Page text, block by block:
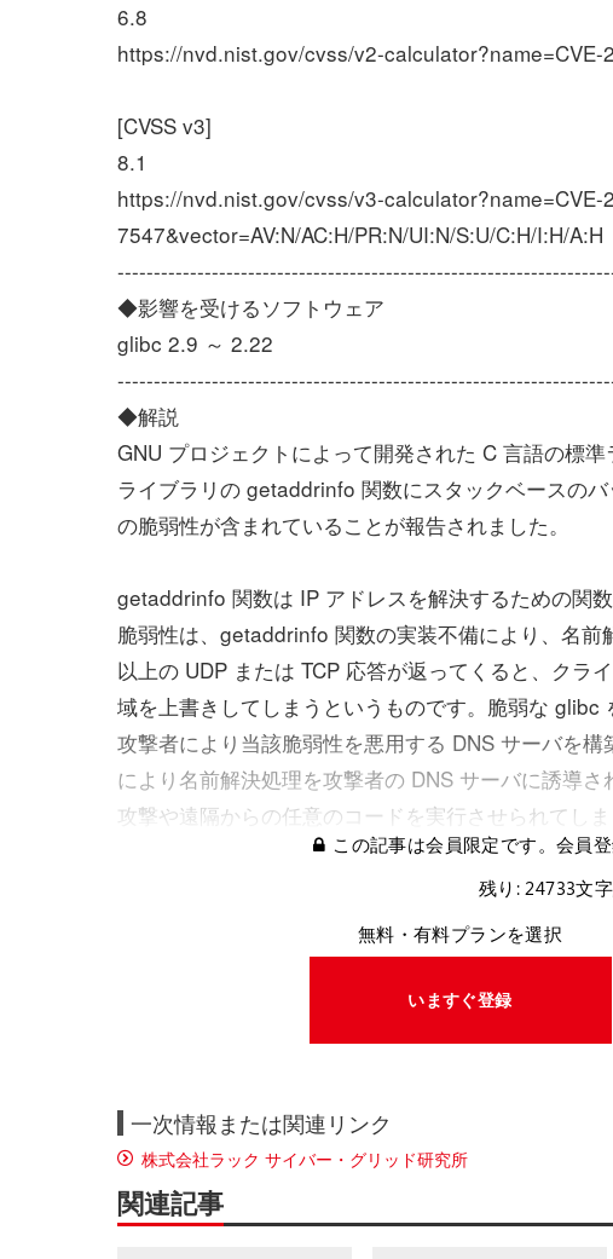
6.8
https://nvd.nist.gov/cvss/v2-calculator?name=CVE-
[CVSS v3]
8.1
https://nvd.nist.gov/cvss/v3-calculator?name=CVE-
7547&vector=AV:N/AC:H/PR:N/UI:N/S:U/C:H/I:H/A:H
◆影響を受けるソフトウェア
glibc 2.9 ～ 2.22
◆解説
GNU プロジェクトによって開発された C 言語の標
ライブラリの getaddrinfo 関数にスタックベースの
の脆弱性が含まれていることが報告されました。
getaddrinfo 関数は IP アドレスを解決するための関
脆弱性は、getaddrinfo 関数の実装不備により、名前
以上の UDP または TCP 応答が返ってくると、クラ
域を上書きしてしまうというものです。脆弱な glibc
攻撃者により当該脆弱性を悪用する DNS サーバを
により名前解決処理を攻撃者の DNS サーバに誘導
攻撃や遠隔からの任意のコードを実行させられてしま
この記事は会員限定です。会員
残り: 24733文
無料・有料プランを選択
いますぐ登録
一次情報または関連リンク
株式会社ラック サイバー・グリッド研究所
関連記事